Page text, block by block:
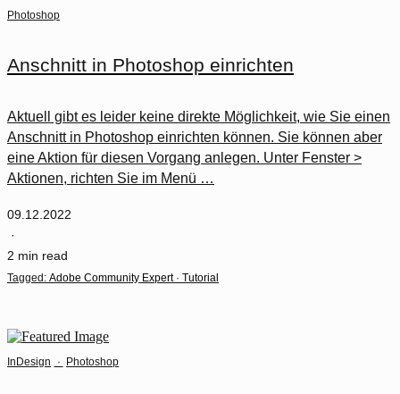
Photoshop
Anschnitt in Photoshop einrichten
Aktuell gibt es leider keine direkte Möglichkeit, wie Sie einen
Anschnitt in Photoshop einrichten können. Sie können aber
eine Aktion für diesen Vorgang anlegen. Unter Fenster >
Aktionen, richten Sie im Menü …
09.12.2022
·
2 min read
Tagged: Adobe Community Expert· Tutorial
InDesign · Photoshop